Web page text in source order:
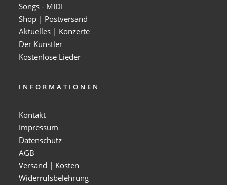
Songs - MIDI
Shop | Postversand
Aktuelles | Konzerte
Der Künstler
Kostenlose Lieder
INFORMATIONEN
Kontakt
Impressum
Datenschutz
AGB
Versand | Kosten
Widerrufsbelehrung